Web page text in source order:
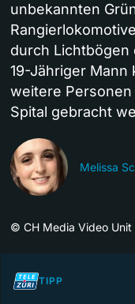
unbekannten
durch Lichtbögen
19-Jähriger Mann
weitere
Spital gebracht
Melissa
© CH Media Video
TIPP